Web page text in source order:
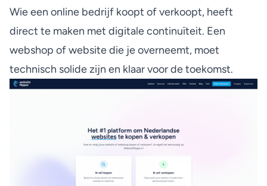
Wie een online bedrijf koopt of verkoopt, heeft
direct te maken met digitale continuïteit. Een
webshop of website die je overneemt, moet
technisch solide zijn en klaar voor de toekomst.